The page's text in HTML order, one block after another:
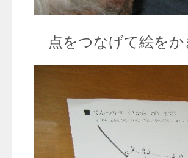
点をつなげて絵をか